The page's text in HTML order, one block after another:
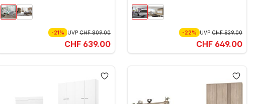
-21% UVPCHF 809.00
CHF 639.00
-22% UVP CHF 839.00
CHF 649.00